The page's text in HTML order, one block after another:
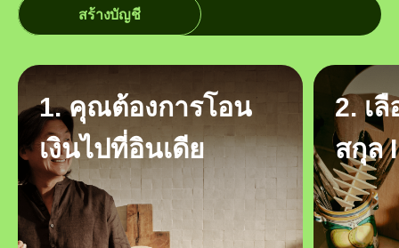
สร้างบัญชี
1. คุณต้องการโอน
เงินไปที่อินเดีย
2. เ
สกุล